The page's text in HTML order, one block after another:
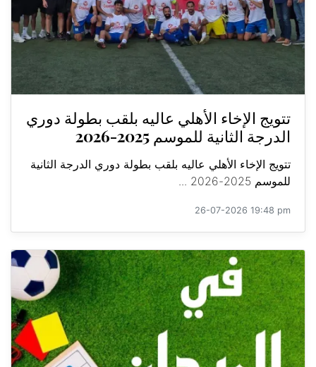
تتويج الإخاء الأهلي عاليه بلقب بطولة دوري
الدرجة الثانية للموسم 2025-2026
تتويج الإخاء الأهلي عاليه بلقب بطولة دوري الدرجة الثانية
للموسم 2025-2026 ...
26-07-2026 19:48 pm